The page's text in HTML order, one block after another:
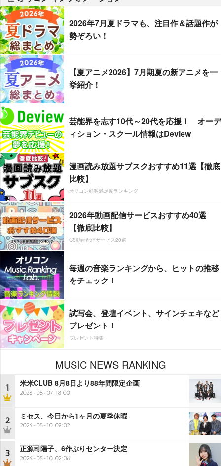
2026年7月夏ドラマも、注目作＆話題作が
勢ぞろい！
【夏アニメ2026】7月期夏の新アニメを一
挙紹介！
芸能界を志す10代～20代を応援！ オーデ
ィション・スクール情報はDeview
漫画読み放題サブスクおすすめ11選【徹底
比較】
オリコン顧客満足度ランキング
2026年動画配信サービスおすすめ40選
【徹底比較】
CS動画配信サービス20選
毎週の音楽ランキングから、ヒットの推移
をチェック！
試写会、登壇イベント、サインチェキなど
プレゼント！
プレゼント特集
MUSIC NEWS RANKING
1 米米CLUB 8月8日より88年間限定企画
2026-08-07 18:00
2 ミセス、今日から1ヶ月の夏季休暇
2026-08-10 09:02
3 正源司陽子、6作ぶりセンター決定
2026-08-10 02:06